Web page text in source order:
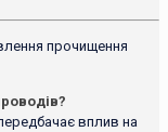
прочищення
вплив на